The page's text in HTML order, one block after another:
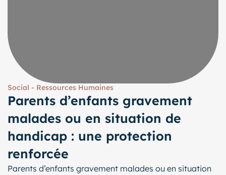
Social - Ressources Humaines
Parents d’enfants gravement
malades ou en situation de
handicap : une protection
renforcée
Parents d’enfants gravement malades ou en situation